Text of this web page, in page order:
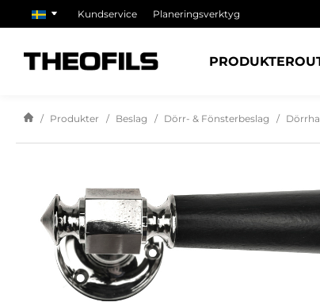
Kundservice Planeringsverktyg
PRODUKTER
Produkter Beslag Dörr- & Fönsterbeslag